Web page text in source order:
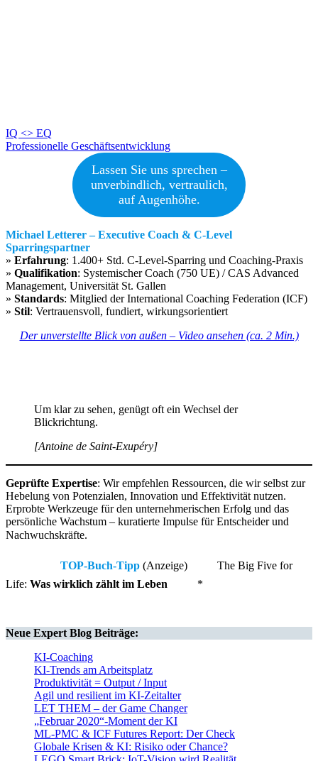
Beitragsnavigation
IQ <> EQ
Professionelle Geschäftsentwicklung
Lassen Sie uns sprechen –
unverbindlich, vertraulich,
auf Augenhöhe.
Michael Letterer – Executive Coach & C-Level
Sparringspartner
» Erfahrung: 1.400+ Std. C-Level-Sparring und Coaching-Praxis
» Qualifikation: Systemischer Coach (750 UE) / CAS Advanced
Management, Universität St. Gallen
» Standards: Mitglied der International Coaching Federation (ICF)
» Stil: Vertrauensvoll, fundiert, wirkungsorientiert
Der unverstellte Blick von außen – Video ansehen (ca. 2 Min.)
Um klar zu sehen, genügt oft ein Wechsel der
Blickrichtung.
[Antoine de Saint-Exupéry]
Geprüfte Expertise: Wir empfehlen Ressourcen, die wir selbst zur
Hebelung von Potenzialen, Innovation und Effektivität nutzen.
Erprobte Werkzeuge für den unternehmerischen Erfolg und das
persönliche Wachstum – kuratierte Impulse für Entscheider und
Nachwuchskräfte.
TOP-Buch-Tipp (Anzeige)
The Big Five for
Life: Was wirklich zählt im Leben *
Neue Expert Blog Beiträge:
KI-Coaching
KI-Trends am Arbeitsplatz
Produktivität = Output / Input
Agil und resilient im KI-Zeitalter
LET THEM – der Game Changer
„Februar 2020“-Moment der KI
ML-PMC & ICF Futures Report: Der Check
Globale Krisen & KI: Risiko oder Chance?